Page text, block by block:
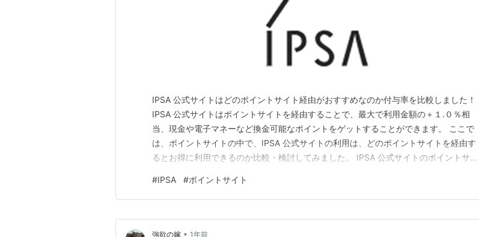
IPSA 公式サイトはどのポイントサイト経由がおすすめなのか付与率を比較しました！
IPSA 公式サイトはポイントサイトを経由することで、最大で利用金額の＋１.０％相
当、現金や電子マネーなど換金可能なポイントをゲットすることができます。 ここで
は、ポイントサイトの中で、IPSA 公式サイトの利用は、どのポイントサイトを経由す
るとお得に利用できるのか比較・検討してみました。 IPSA 公式サイトのポイントサイ
楽天リーベイツ（Rebates） － 600円相当のポイント ハピタス（hapitas） +1.0% 2,
…
#IPSA #ポイントサイト
強欲の嫁 • 1年前